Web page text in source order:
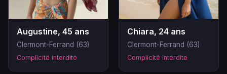
Augustine, 45 ans
Clermont-Ferrand (63)
Complicité interdite
Chiara, 24 ans
Clermont-Ferrand (63)
Complicité interdite